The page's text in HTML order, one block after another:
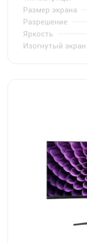
Размер экрана
Разрешение
Яркость
Изогнутый экран